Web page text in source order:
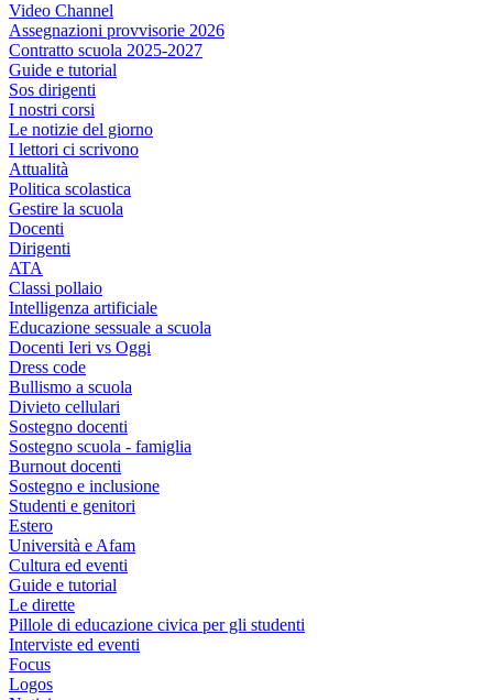
Video Channel
Assegnazioni provvisorie 2026
Contratto scuola 2025-2027
Guide e tutorial
Sos dirigenti
I nostri corsi
Le notizie del giorno
I lettori ci scrivono
Attualità
Politica scolastica
Gestire la scuola
Docenti
Dirigenti
ATA
Classi pollaio
Intelligenza artificiale
Educazione sessuale a scuola
Docenti Ieri vs Oggi
Dress code
Bullismo a scuola
Divieto cellulari
Sostegno docenti
Sostegno scuola - famiglia
Burnout docenti
Sostegno e inclusione
Studenti e genitori
Estero
Università e Afam
Cultura ed eventi
Guide e tutorial
Le dirette
Pillole di educazione civica per gli studenti
Interviste ed eventi
Focus
Logos